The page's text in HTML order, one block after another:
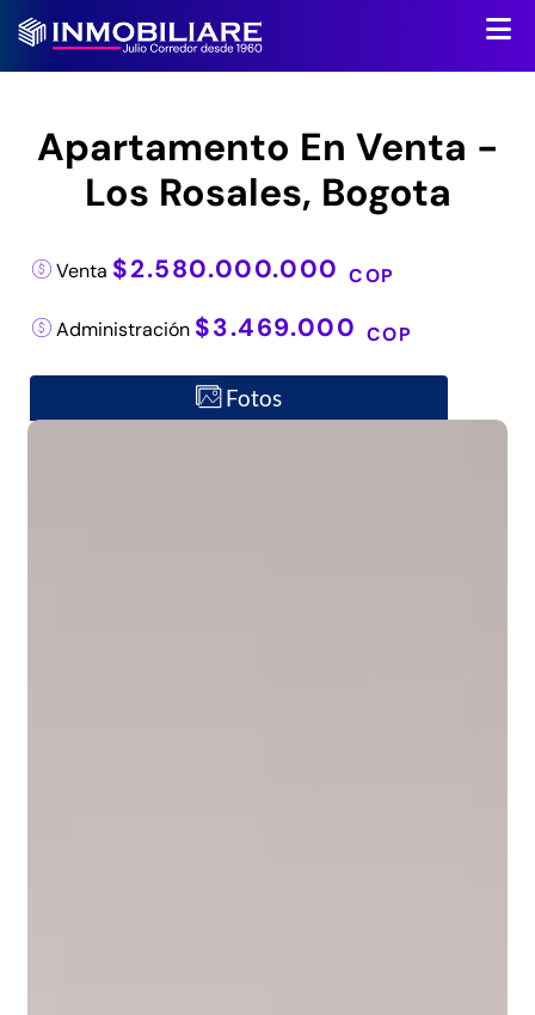
Apartamento En Venta -
Los Rosales, Bogota
Venta $2.580.000.000 COP
Administración $3.469.000 COP
Fotos